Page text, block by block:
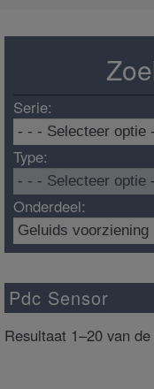
Serie:
Type:
Onderdeel:
Pdc Sensor
Resultaat 1–20 van